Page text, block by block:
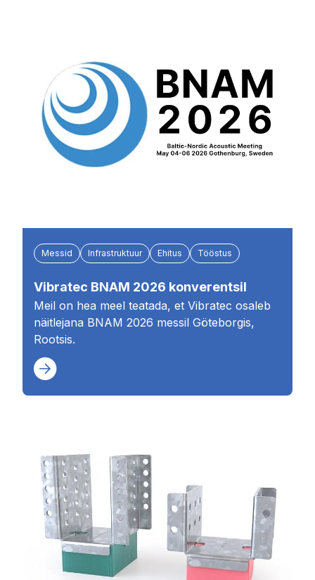
Messid Infrastruktuur Ehitus Tööstus
Vibratec BNAM 2026 konverentsil
Meil on hea meel teatada, et Vibratec osaleb
näitlejana BNAM 2026 messil Göteborgis,
Rootsis.